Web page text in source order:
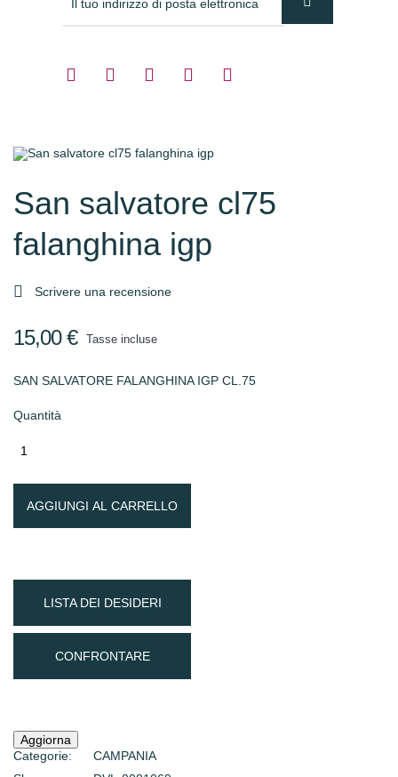
San salvatore cl75
falanghina igp
 Scrivere una recensione
15,00 € Tasse incluse
SAN SALVATORE FALANGHINA IGP CL.75
Quantità
AGGIUNGI AL CARRELLO
LISTA DEI DESIDERI
CONFRONTARE
Categorie:
CAMPANIA